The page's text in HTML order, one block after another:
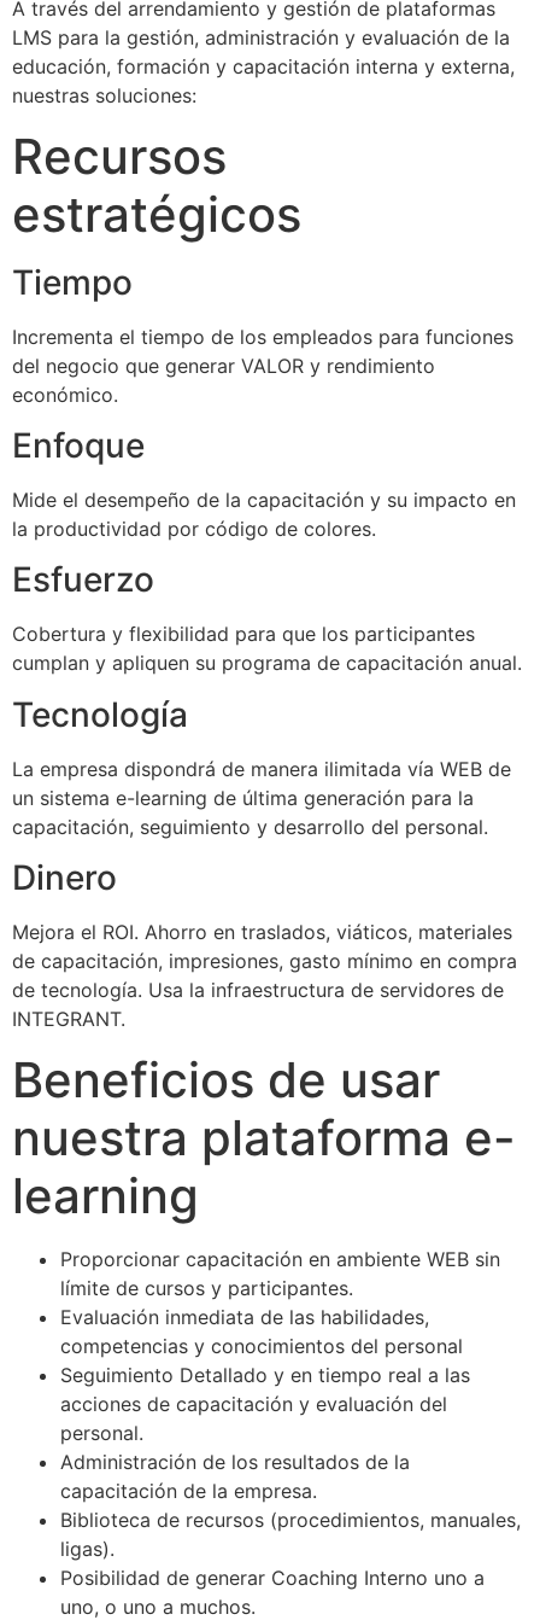
A través del arrendamiento y gestión de plataformas
LMS para la gestión, administración y evaluación de la
educación, formación y capacitación interna y externa,
nuestras soluciones:
Recursos
estratégicos
Tiempo
Incrementa el tiempo de los empleados para funciones
del negocio que generar VALOR y rendimiento
económico.
Enfoque
Mide el desempeño de la capacitación y su impacto en
la productividad por código de colores.
Esfuerzo
Cobertura y flexibilidad para que los participantes
cumplan y apliquen su programa de capacitación anual.
Tecnología
La empresa dispondrá de manera ilimitada vía WEB de
un sistema e-learning de última generación para la
capacitación, seguimiento y desarrollo del personal.
Dinero
Mejora el ROI. Ahorro en traslados, viáticos, materiales
de capacitación, impresiones, gasto mínimo en compra
de tecnología. Usa la infraestructura de servidores de
INTEGRANT.
Beneficios de usar
nuestra plataforma e-
learning
Proporcionar capacitación en ambiente WEB sin
límite de cursos y participantes.
Evaluación inmediata de las habilidades,
competencias y conocimientos del personal
Seguimiento Detallado y en tiempo real a las
acciones de capacitación y evaluación del
personal.
Administración de los resultados de la
capacitación de la empresa.
Biblioteca de recursos (procedimientos, manuales,
ligas).
Posibilidad de generar Coaching Interno uno a
uno, o uno a muchos.